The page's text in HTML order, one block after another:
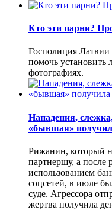
Кто эти парни?
Госполиция Латвии
помочь установить
фотографиях.
Нападения,
«бывшая»
Рижанин, который
партнершу, а после
использованием
соцсетей, в июле
суде. Агрессора
жертва получила